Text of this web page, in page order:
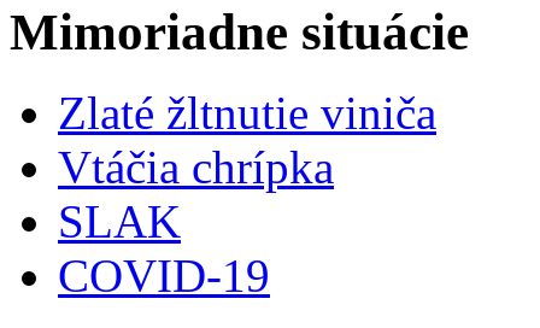
Mimoriadne situácie
Zlaté žltnutie viniča
Vtáčia chrípka
SLAK
COVID-19